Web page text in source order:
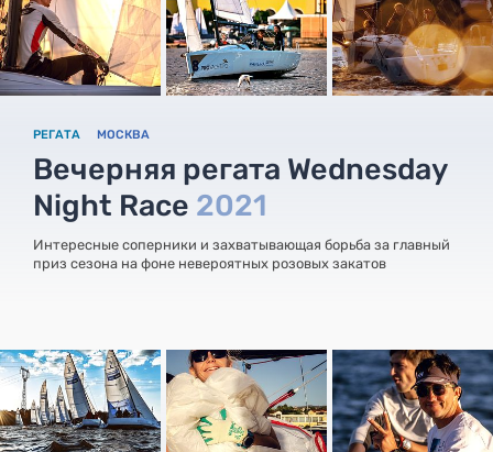
РЕГАТА МОСКВА
Вечерняя регата Wednesday
Night Race 2021
Интересные соперники и захватывающая борьба за главный
приз сезона на фоне невероятных розовых закатов